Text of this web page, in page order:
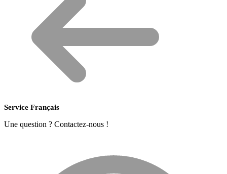
Service Français
Une question ? Contactez-nous !